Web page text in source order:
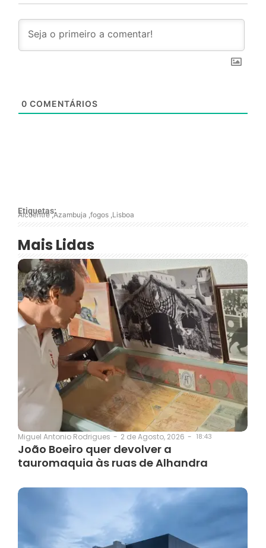
0 COMENTÁRIOS
Etiquetas:
Alcoentre,Azambuja ,fogos ,Lisboa
Mais Lidas
Miguel Antonio Rodrigues - 2 de Agosto, 2026 - 18:43
João Boeiro quer devolver a
tauromaquia às ruas de Alhandra